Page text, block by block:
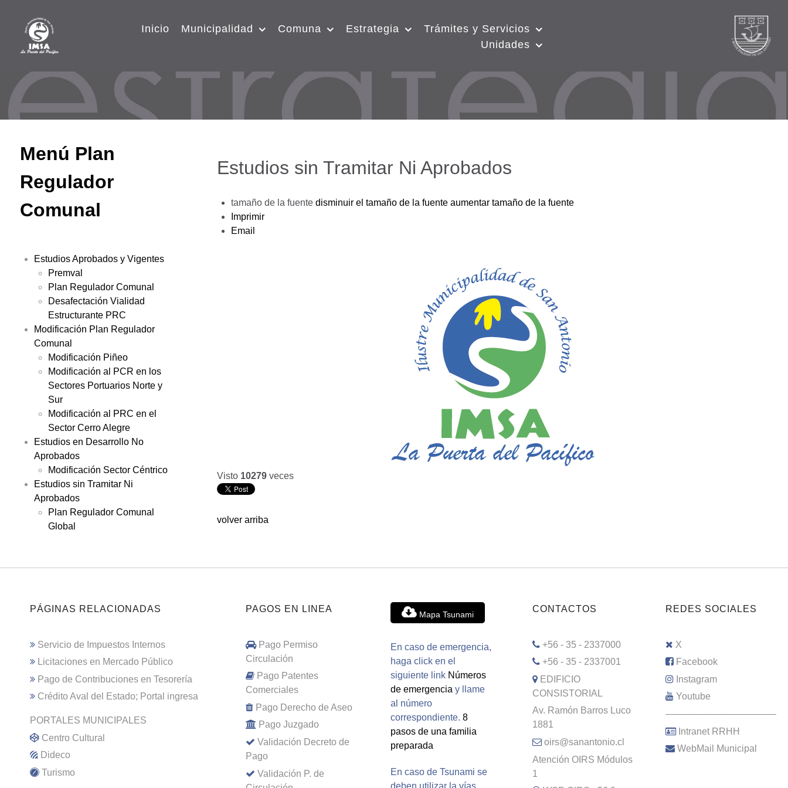
Inicio Municipalidad Comuna Estrategia
Trámites y Servicios
Unidades
Menú Plan
Regulador
Comunal
Estudios Aprobados y Vigentes
Premval
Plan Regulador Comunal
Desafectación Vialidad
Estructurante PRC
Modificación Plan Regulador
Comunal
Modificación Piñeo
Modificación al PCR en los
Sectores Portuarios Norte y
Sur
Modificación al PRC en el
Sector Cerro Alegre
Estudios en Desarrollo No
Aprobados
Modificación Sector Céntrico
Estudios sin Tramitar Ni
Aprobados
Plan Regulador Comunal
Global
Estudios sin Tramitar Ni Aprobados
tamaño de la fuente disminuir el tamaño de la fuente aumentar tamaño de la fuente
Imprimir
Email
Visto 10279 veces
volver arriba
PÁGINAS RELACIONADAS
Servicio de Impuestos Internos
Licitaciones en Mercado Público
Pago de Contribuciones en Tesorería
Crédito Aval del Estado; Portal ingresa
PORTALES MUNICIPALES
Centro Cultural
Dideco
Turismo
PAGOS EN LINEA
Pago Permiso
Circulación
Pago Patentes
Comerciales
Pago Derecho de Aseo
Pago Juzgado
Validación Decreto de
Pago
Validación P. de
Mapa Tsunami
En caso de emergencia,
haga click en el
siguiente link Números
de emergencia y llame
al número
correspondiente. 8
pasos de una familia
preparada
En caso de Tsunami se
deben utilizar la vías
CONTACTOS
+56 - 35 - 2337000
+56 - 35 - 2337001
EDIFICIO
CONSISTORIAL
Av. Ramón Barros Luco
1881
oirs@sanantonio.cl
Atención OIRS Módulos
1
REDES SOCIALES
X
Facebook
Instagram
Youtube
–––––––––––––––––––––
Intranet RRHH
WebMail Municipal